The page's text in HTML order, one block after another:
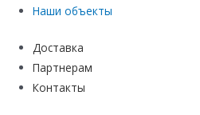
Наши объекты
Доставка
Партнерам
Контакты